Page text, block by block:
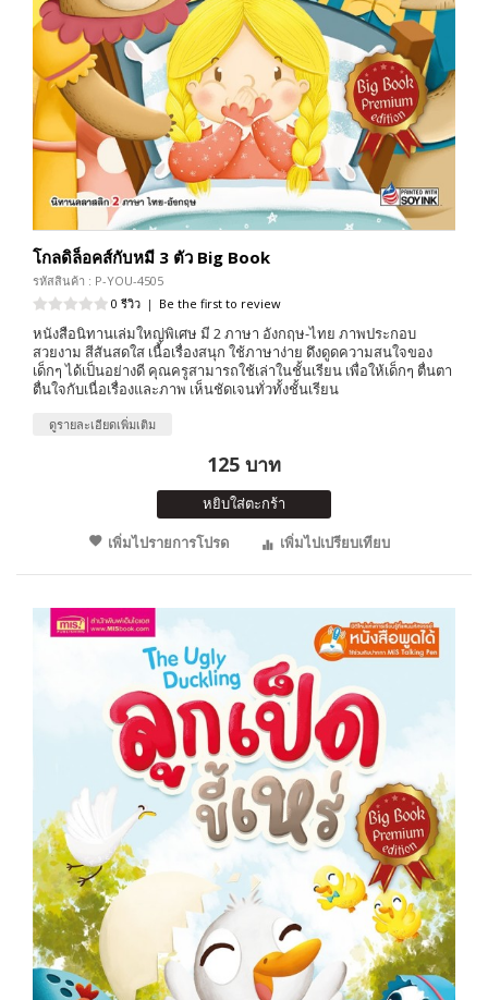
โกลดิล็อคส์กับหมี 3 ตัว Big Book
รหัสสินค้า : P-YOU-4505
0 รีวิว | Be the first to review
หนังสือนิทานเล่มใหญ่พิเศษ มี 2 ภาษา อังกฤษ-ไทย ภาพประกอบ
สวยงาม สีสันสดใส เนื้อเรื่องสนุก ใช้ภาษาง่าย ดึงดูดความสนใจของ
เด็กๆ ได้เป็นอย่างดี คุณครูสามารถใช้เล่าในชั้นเรียน เพื่อให้เด็กๆ ตื่นตา
ตื่นใจกับเนื่อเรื่องและภาพ เห็นชัดเจนทั่วทั้งชั้นเรียน
ดูรายละเอียดเพิ่มเติม
125 บาท
หยิบใส่ตะกร้า
เพิ่มไปรายการโปรด
เพิ่มไปเปรียบเทียบ